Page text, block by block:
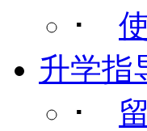
･
升学指
･